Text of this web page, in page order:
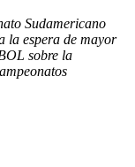
Sudamericano
la espera de mayor
sobre la